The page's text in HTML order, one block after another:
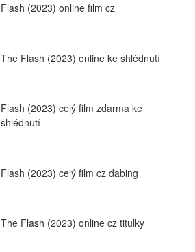
Flash (2023) online film cz
The Flash (2023) online ke shlédnutí
Flash (2023) celý film zdarma ke
shlédnutí
Flash (2023) celý film cz dabing
The Flash (2023) online cz titulky